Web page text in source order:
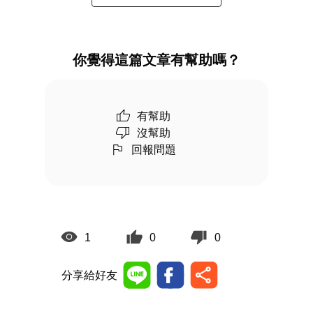
你覺得這篇文章有幫助嗎？
有幫助
沒幫助
回報問題
1 0 0
分享給好友